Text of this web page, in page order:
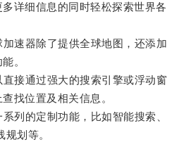
详细信息的同时轻松探索世界各
器除了提供全球地图，还添加
。
通过强大的搜索引擎或浮动窗
找位置及相关信息。
的定制功能，比如智能搜索、
划等。